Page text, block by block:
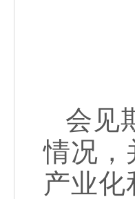
会见
情况，
产业